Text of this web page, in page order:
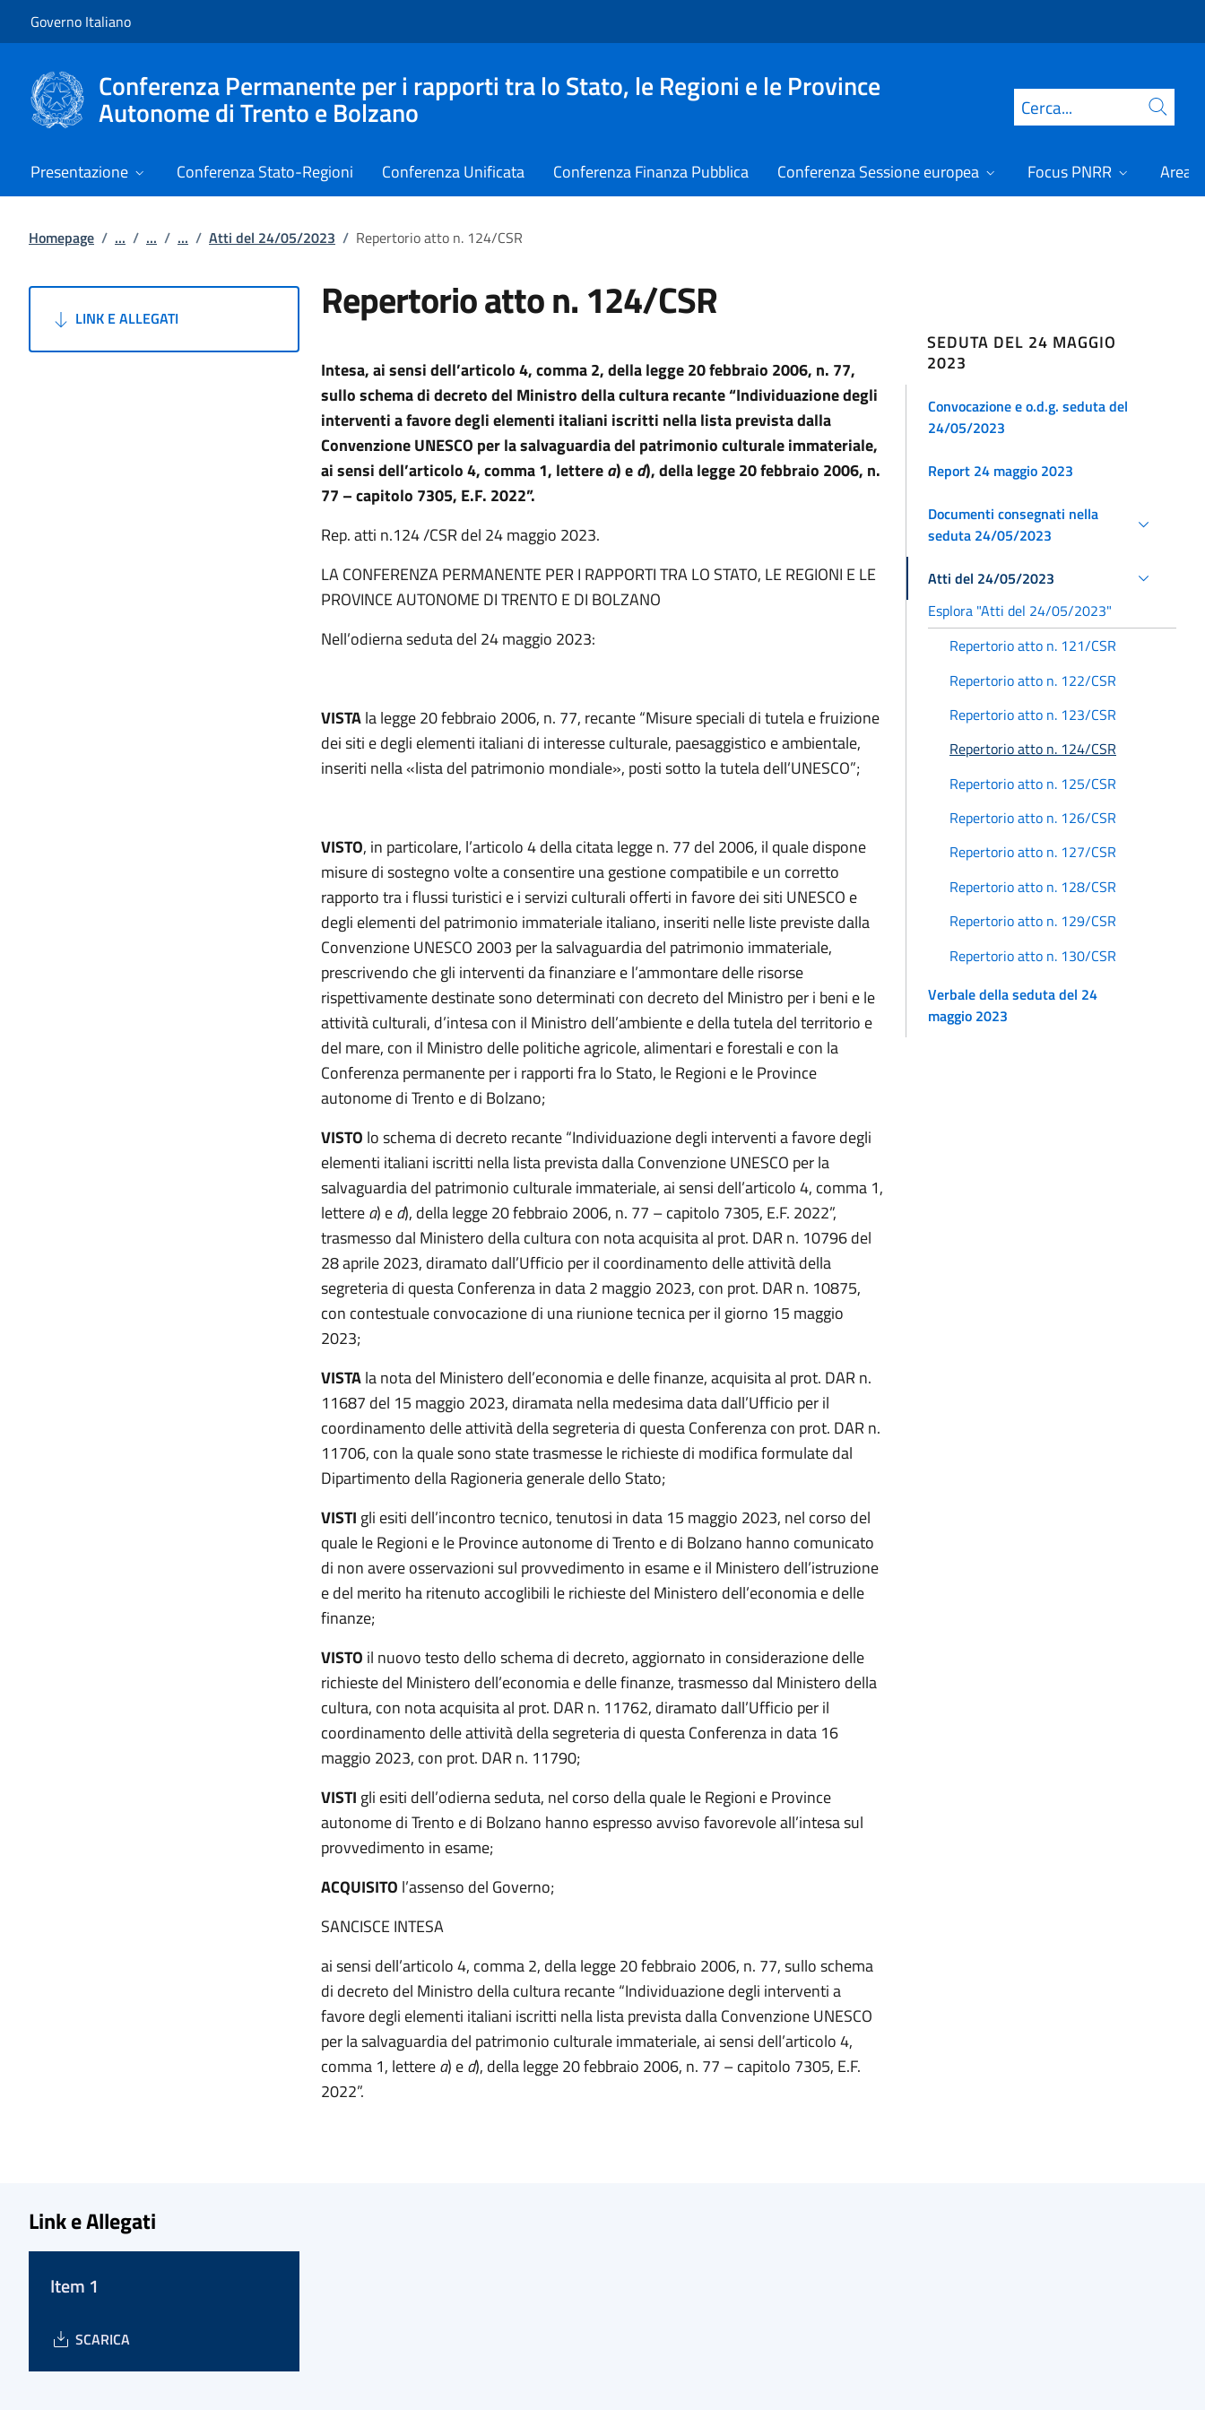
Governo Italiano
Conferenza Permanente per i rapporti tra lo Stato, le Regioni e le Province
Autonome di Trento e Bolzano Cerca
Presentazione Conferenza Stato-Regioni Conferenza Unificata Conferenza Finanza Pubblica Conferenza Sessione europea Focus PNRR Area
Homepage / ... / ... / ... / Atti del 24/05/2023 / Repertorio atto n. 124/CSR
LINK E ALLEGATI Repertorio atto n. 124/CSR
Intesa, ai sensi dell’articolo 4, comma 2, della legge 20 febbraio 2006, n. 77,
sullo schema di decreto del Ministro della cultura recante “Individuazione degli
interventi a favore degli elementi italiani iscritti nella lista prevista dalla
Convenzione UNESCO per la salvaguardia del patrimonio culturale immateriale,
ai sensi dell’articolo 4, comma 1, letterea) ed), della legge 20 febbraio 2006, n.
77 – capitolo 7305, E.F. 2022”.
Rep. atti n.124 /CSR del 24 maggio 2023.
LA CONFERENZA PERMANENTE PER I RAPPORTI TRA LO STATO, LE REGIONI E LE
PROVINCE AUTONOME DI TRENTO E DI BOLZANO
Nell’odierna seduta del 24 maggio 2023:
VISTAla legge 20 febbraio 2006, n. 77, recante “Misure speciali di tutela e fruizione
dei siti e degli elementi italiani di interesse culturale, paesaggistico e ambientale,
inseriti nella «lista del patrimonio mondiale», posti sotto la tutela dell’UNESCO”;
VISTO, in particolare, l’articolo 4 della citata legge n. 77 del 2006, il quale dispone
misure di sostegno volte a consentire una gestione compatibile e un corretto
rapporto tra i flussi turistici e i servizi culturali offerti in favore dei siti UNESCO e
degli elementi del patrimonio immateriale italiano, inseriti nelle liste previste dalla
Convenzione UNESCO 2003 per la salvaguardia del patrimonio immateriale,
prescrivendo che gli interventi da finanziare e l’ammontare delle risorse
rispettivamente destinate sono determinati con decreto del Ministro per i beni e le
attività culturali, d’intesa con il Ministro dell’ambiente e della tutela del territorio e
del mare, con il Ministro delle politiche agricole, alimentari e forestali e con la
Conferenza permanente per i rapporti fra lo Stato, le Regioni e le Province
autonome di Trento e di Bolzano;
VISTO lo schema di decreto recante “Individuazione degli interventi a favore degli
elementi italiani iscritti nella lista prevista dalla Convenzione UNESCO per la
salvaguardia del patrimonio culturale immateriale, ai sensi dell’articolo 4, comma 1,
letterea) ed), della legge 20 febbraio 2006, n. 77 – capitolo 7305, E.F. 2022”,
trasmesso dal Ministero della cultura con nota acquisita al prot. DAR n. 10796 del
28 aprile 2023, diramato dall’Ufficio per il coordinamento delle attività della
segreteria di questa Conferenza in data 2 maggio 2023, con prot. DAR n. 10875,
con contestuale convocazione di una riunione tecnica per il giorno 15 maggio
2023;
VISTAla nota del Ministero dell’economia e delle finanze, acquisita al prot. DAR n.
11687 del 15 maggio 2023, diramata nella medesima data dall’Ufficio per il
coordinamento delle attività della segreteria di questa Conferenza con prot. DAR n.
11706, con la quale sono state trasmesse le richieste di modifica formulate dal
Dipartimento della Ragioneria generale dello Stato;
VISTI gli esiti dell’incontro tecnico, tenutosi in data 15 maggio 2023, nel corso del
quale le Regioni e le Province autonome di Trento e di Bolzano hanno comunicato
di non avere osservazioni sul provvedimento in esame e il Ministero dell’istruzione
e del merito ha ritenuto accoglibili le richieste del Ministero dell’economia e delle
finanze;
VISTO il nuovo testo dello schema di decreto, aggiornato in considerazione delle
richieste del Ministero dell’economia e delle finanze, trasmesso dal Ministero della
cultura, con nota acquisita al prot. DAR n. 11762, diramato dall’Ufficio per il
coordinamento delle attività della segreteria di questa Conferenza in data 16
maggio 2023, con prot. DAR n. 11790;
VISTI gli esiti dell’odierna seduta, nel corso della quale le Regioni e Province
autonome di Trento e di Bolzano hanno espresso avviso favorevole all’intesa sul
provvedimento in esame;
ACQUISITO l’assenso del Governo;
SANCISCE INTESA
ai sensi dell’articolo 4, comma 2, della legge 20 febbraio 2006, n. 77, sullo schema
di decreto del Ministro della cultura recante “Individuazione degli interventi a
favore degli elementi italiani iscritti nella lista prevista dalla Convenzione UNESCO
per la salvaguardia del patrimonio culturale immateriale, ai sensi dell’articolo 4,
comma 1, letterea) ed), della legge 20 febbraio 2006, n. 77 – capitolo 7305, E.F.
2022”.
SEDUTA DEL 24 MAGGIO
2023
Convocazione e o.d.g. seduta del
24/05/2023
Report 24 maggio 2023
Documenti consegnati nella
seduta 24/05/2023
Atti del 24/05/2023
Esplora "Atti del 24/05/2023"
Repertorio atto n. 121/CSR
Repertorio atto n. 122/CSR
Repertorio atto n. 123/CSR
Repertorio atto n. 124/CSR
Repertorio atto n. 125/CSR
Repertorio atto n. 126/CSR
Repertorio atto n. 127/CSR
Repertorio atto n. 128/CSR
Repertorio atto n. 129/CSR
Repertorio atto n. 130/CSR
Verbale della seduta del 24
maggio 2023
Link e Allegati
Item 1
SCARICA